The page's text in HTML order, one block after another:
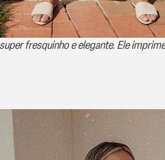
fresquinho e elegante. Ele